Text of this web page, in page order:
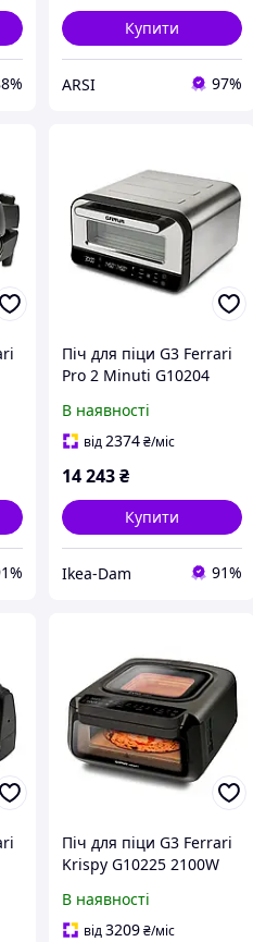
Купити
ARSI 97%
Піч для піци G3 Ferrari
Pro 2 Minuti G10204
температури 32cm
В наявності
від2374₴/міс
14 243₴
Купити
Ikea-Dam 91%
Піч для піци G3 Ferrari
Krispy G10225 2100W
температури 32cm
В наявності
від3209₴/міс